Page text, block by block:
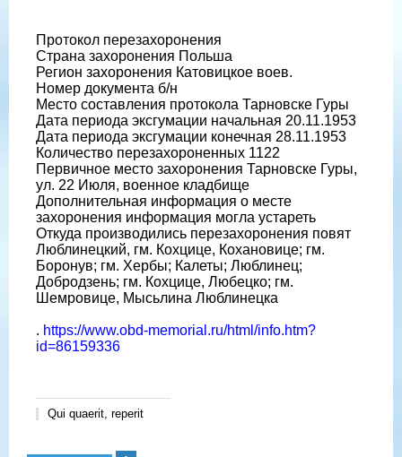
Протокол перезахоронения
Страна захоронения Польша
Регион захоронения Катовицкое воев.
Номер документа б/н
Место составления протокола Тарновске Гуры
Дата периода эксгумации начальная 20.11.1953
Дата периода эксгумации конечная 28.11.1953
Количество перезахороненных 1122
Первичное место захоронения Тарновске Гуры,
ул. 22 Июля, военное кладбище
Дополнительная информация о месте
захоронения информация могла устареть
Откуда производились перезахоронения повят
Люблинецкий, гм. Кохцице, Кохановице; гм.
Боронув; гм. Хербы; Калеты; Люблинец;
Добродзень; гм. Кохцице, Любецко; гм.
Шемровице, Мысьлина Люблинецка
. https://www.obd-memorial.ru/html/info.htm?
id=86159336
Qui quaerit, reperit